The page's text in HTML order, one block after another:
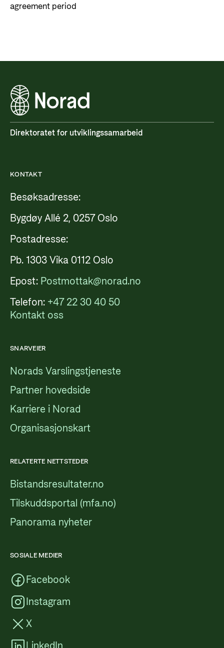
agreement period
Direktoratet for utviklingssamarbeid
KONTAKT
Besøksadresse:
Bygdøy Allé 2, 0257 Oslo
Postadresse:
Pb. 1303 Vika 0112 Oslo
Epost: Postmottak@norad.no
Telefon: +47 22 30 40 50
Kontakt oss
SNARVEIER
Norads Varslingstjeneste
Partner hovedside
Karriere i Norad
Organisasjonskart
RELATERTE NETTSTEDER
Bistandsresultater.no
Tilskuddsportal (mfa.no)
Panorama nyheter
SOSIALE MEDIER
Facebook
Instagram
X